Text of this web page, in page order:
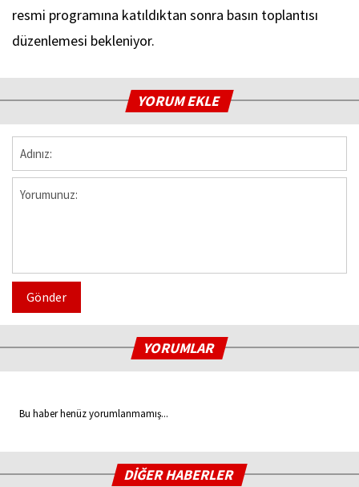
resmi programına katıldıktan sonra basın toplantısı
düzenlemesi bekleniyor.
YORUM EKLE
Gönder
YORUMLAR
Bu haber henüz yorumlanmamış...
DİĞER HABERLER